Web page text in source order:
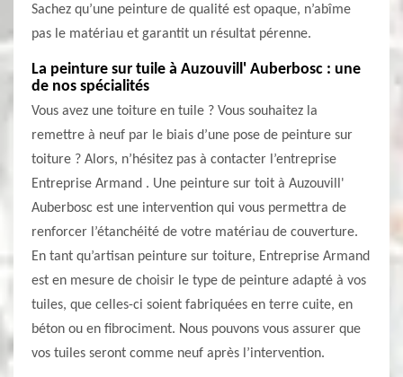
Sachez qu’une peinture de qualité est opaque, n’abîme
pas le matériau et garantit un résultat pérenne.
La peinture sur tuile à Auzouvill' Auberbosc : une
de nos spécialités
Vous avez une toiture en tuile ? Vous souhaitez la
remettre à neuf par le biais d’une pose de peinture sur
toiture ? Alors, n’hésitez pas à contacter l’entreprise
Entreprise Armand . Une peinture sur toit à Auzouvill'
Auberbosc est une intervention qui vous permettra de
renforcer l’étanchéité de votre matériau de couverture.
En tant qu’artisan peinture sur toiture, Entreprise Armand
est en mesure de choisir le type de peinture adapté à vos
tuiles, que celles-ci soient fabriquées en terre cuite, en
béton ou en fibrociment. Nous pouvons vous assurer que
vos tuiles seront comme neuf après l’intervention.